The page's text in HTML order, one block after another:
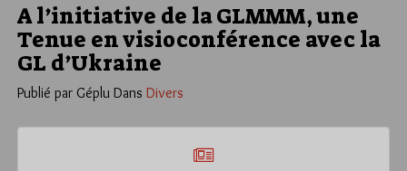
A l’initiative de la GLMMM, une
Tenue en visioconférence avec la
GL d’Ukraine
Publié par Géplu Dans Divers